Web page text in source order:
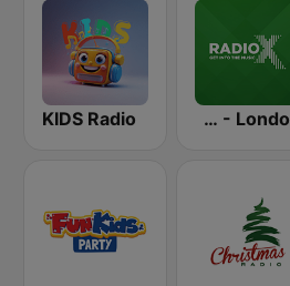
Radio X - London
KIDS Radio